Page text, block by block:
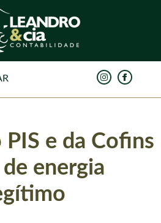
PIS e da Cofins
energia